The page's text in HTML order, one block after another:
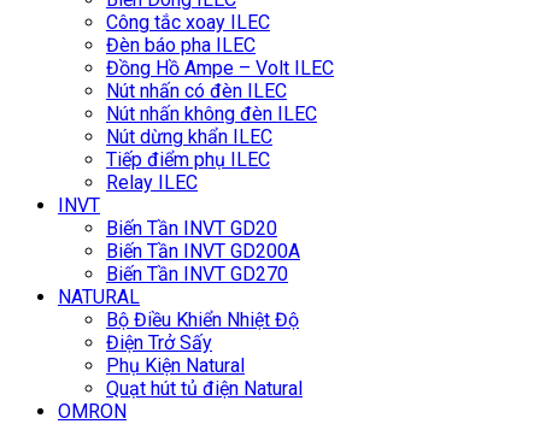
Công tắc xoay ILEC
Đèn báo pha ILEC
Đồng Hồ Ampe – Volt ILEC
Nút nhấn có đèn ILEC
Nút nhấn không đèn ILEC
Nút dừng khẩn ILEC
Tiếp điểm phụ ILEC
Relay ILEC
INVT
Biến Tần INVT GD20
Biến Tần INVT GD200A
Biến Tần INVT GD270
NATURAL
Bộ Điều Khiển Nhiệt Độ
Điện Trở Sấy
Phụ Kiện Natural
Quạt hút tủ điện Natural
OMRON